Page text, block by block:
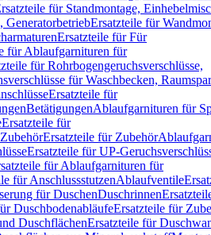
für Standmontage,
GeneratorbetriebErsatzteile für
Ersatzteile für Für
für Ablaufgarnituren für
für Rohrbogengeruchsverschlüsse,
für Waschbecken,
Ersatzteile für
BetätigungenAblaufgarnituren für
Ersatzteile für
ZubehörErsatzteile für Zubehör
Ersatzteile für UP-
für Ablaufgarnituren für
für AnschlussstutzenAblaufventile
für DuschenDuschrinnen
DuschbodenabläufeErsatzteile für
DuschflächenErsatzteile für